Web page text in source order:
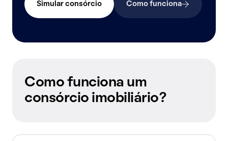
Simular consórcio Como funciona
Como funciona um
consórcio imobiliário?